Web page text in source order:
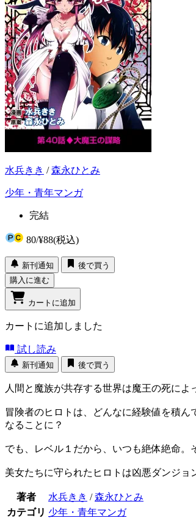
水兵きき /森永ひとみ
少年・青年マンガ
完結
80/¥88(税込)
新刊通知
後で買う
購入に進む
カートに追加
カートに追加しました
試し読み
新刊通知 後で買う
人間と魔族が共存する世界は魔王の死によ
冒険者のヒロトは、どんなに経験値を積
なることに？
でも、レベル１だから、いつも絶体絶命。
美女たちに守られたヒロトは凶悪ダンジョ
著者 水兵きき /森永ひとみ
カテゴリ 少年・青年マンガ